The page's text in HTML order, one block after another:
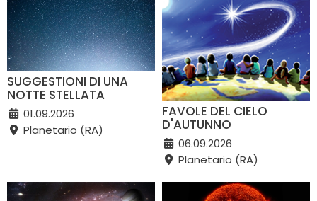
SUGGESTIONI DI UNA
NOTTE STELLATA
01.09.2026
Planetario (RA)
FAVOLE DEL CIELO
D'AUTUNNO
06.09.2026
Planetario (RA)